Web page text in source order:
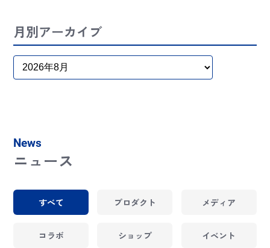
月別アーカイブ
News
ニュース
すべて プロダクト メディア
コラボ ショップ イベント